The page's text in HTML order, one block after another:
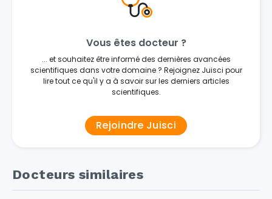
Vous êtes docteur ?
... et souhaitez être informé des dernières avancées
scientifiques dans votre domaine ? Rejoignez Juisci pour
lire tout ce qu'il y a à savoir sur les derniers articles
scientifiques.
Rejoindre Juisci
Docteurs similaires